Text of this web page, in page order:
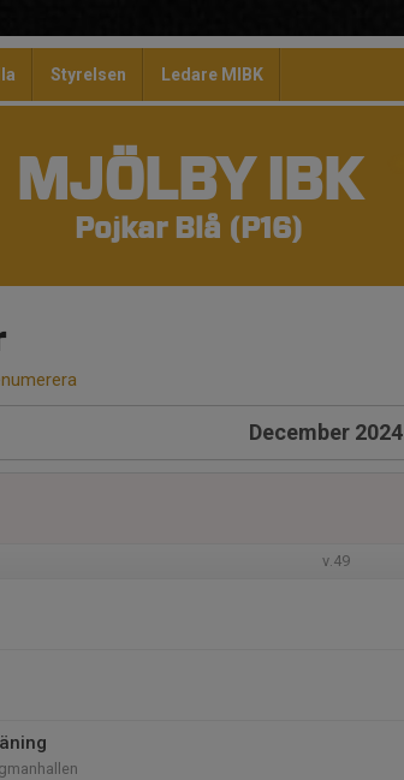
Styrelsen Ledare MIBK
MJÖLBY IBK
Pojkar Blå (P16)
December 2024
v.49